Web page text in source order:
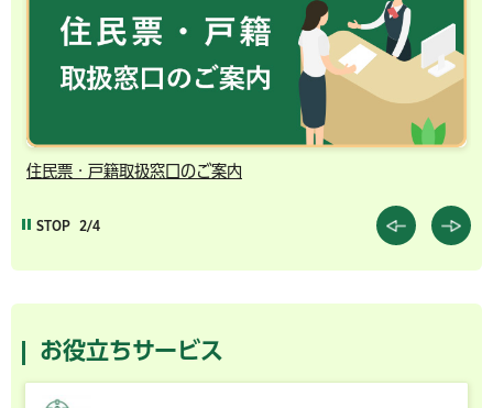
住民票・戸籍取扱窓口のご案内
STOP 2/4
お役立ちサービス